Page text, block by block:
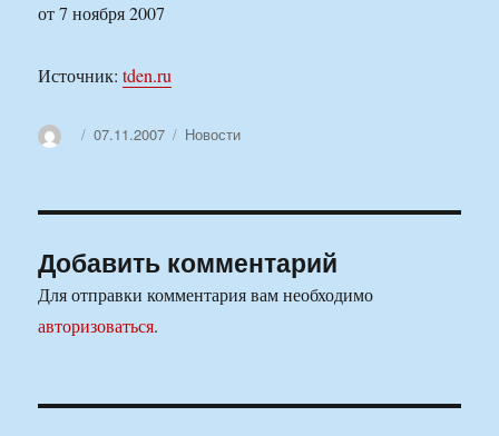
от 7 ноября 2007
Источник:tden.ru
АвторОпубликовано
07.11.2007 Рубрики
Новости
Добавить комментарий
Для отправки комментария вам необходимо
авторизоваться.